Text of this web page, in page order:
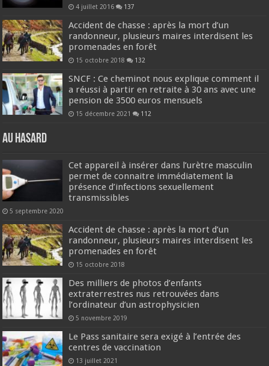
4 juillet 2016 137
Accident de chasse : après la mort d’un
randonneur, plusieurs maires interdisent les
promenades en forêt
15 octobre 2018 132
SNCF : Ce cheminot nous explique comment il
a réussi à partir en retraite à 30 ans avec une
pension de 3500 euros mensuels
15 décembre 2021 112
Au hasard
Cet appareil à insérer dans l’urètre masculin
permet de connaitre immédiatement la
présence d’infections sexuellement
transmissibles
5 septembre 2020
Accident de chasse : après la mort d’un
randonneur, plusieurs maires interdisent les
promenades en forêt
15 octobre 2018
Des milliers de photos d’enfants
extraterrestres nus retrouvées dans
l’ordinateur d’un astrophysicien
5 novembre 2019
Le Pass sanitaire sera exigé à l’entrée des
centres de vaccination
13 juillet 2021